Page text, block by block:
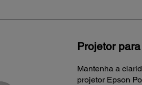
Projetor
Mantenha a
projetor Epson